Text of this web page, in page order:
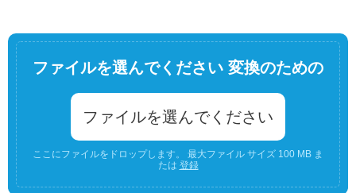
ファイルを選んでください 変換のための
ファイルを選んでください
ここにファイルをドロップします。 最大ファイル サイズ 100 MB ま
たは 登録